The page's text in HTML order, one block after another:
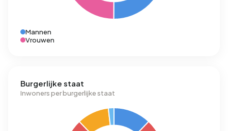
Mannen
Vrouwen
Burgerlijke staat
Inwoners per burgerlijke staat